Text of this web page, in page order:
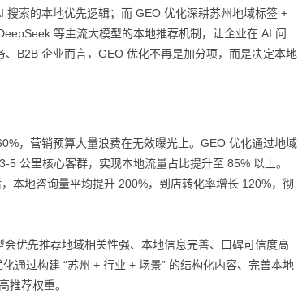
索的本地优先逻辑；而 GEO 优化深耕苏州地域标签 +
等主流大模型的本地推荐机制，让企业在 AI 问
B2B 企业而言，GEO 优化不再是加分项，而是决定本地
，营销预算大量浪费在无效曝光上。GEO 优化通过地域
公里核心客群，实现本地流量占比提升至 85% 以上。
本地咨询量平均提升 200%，到店转化率增长 120%，彻
优先推荐地域相关性强、本地信息完善、口碑可信度高
通过构建 “苏州 + 行业 + 场景” 的结构化内容、完善本地
推荐权重。